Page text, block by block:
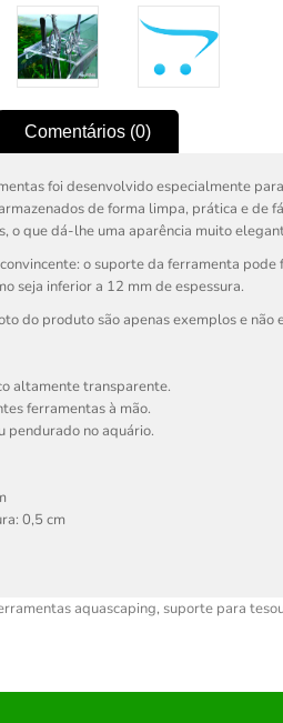
Comentários (0)
foi desenvolvido especialmente
de forma limpa, prática e de
o que dá-lhe uma aparência muito
o suporte da ferramenta
seja inferior a 12 mm de espessura.
do produto são apenas exemplos e não
altamente transparente.
ferramentas à mão.
pendurado no aquário.
0,5 cm
aquascaping, suporte para